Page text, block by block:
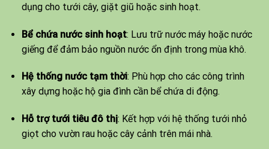
dụng cho tưới cây, giặt giũ hoặc sinh hoạt.
Bể chứa nước sinh hoạt: Lưu trữ nước máy hoặc nước
giếng để đảm bảo nguồn nước ổn định trong mùa khô.
Hệ thống nước tạm thời: Phù hợp cho các công trình
xây dựng hoặc hộ gia đình cần bể chứa di động.
Hỗ trợ tưới tiêu đô thị: Kết hợp với hệ thống tưới nhỏ
giọt cho vườn rau hoặc cây cảnh trên mái nhà.